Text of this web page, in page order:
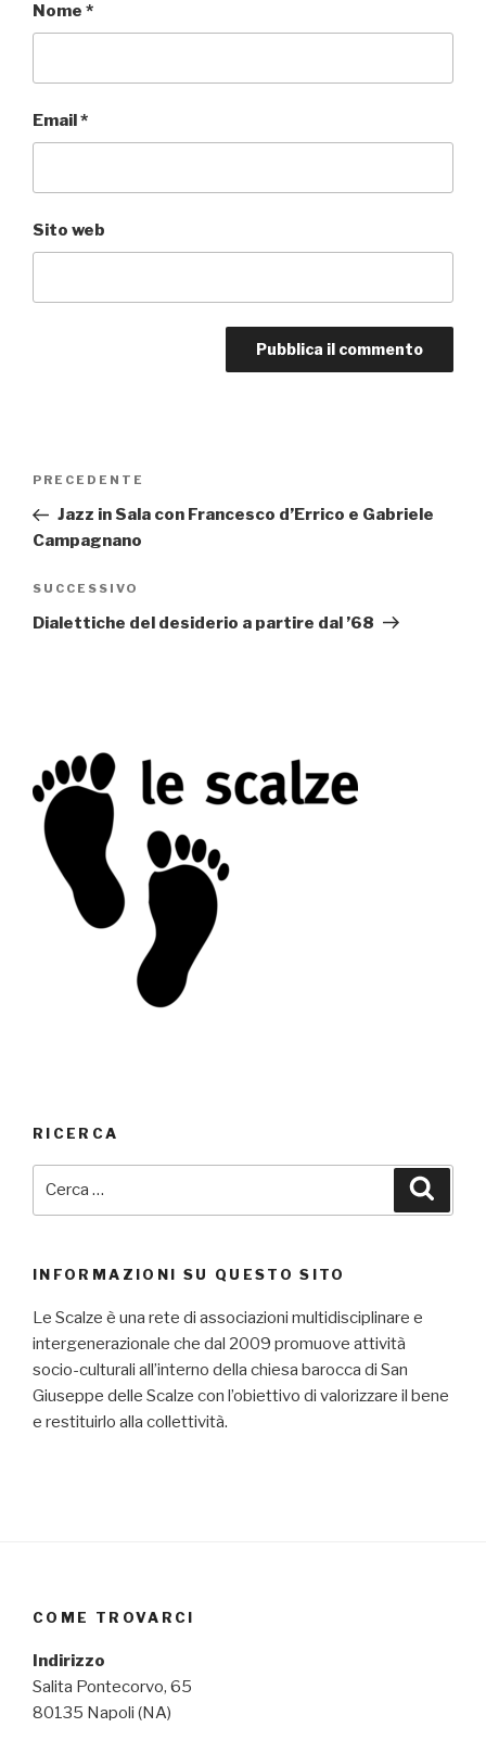
Nome *
Email*
Sito web
Navigazione
Articolo
precedente:
PRECEDENTE
Jazz in Sala con Francesco d’Errico e Gabriele
Campagnano
Articolo
successivo
SUCCESSIVO
Dialettiche del desiderio a partire dal ’68
RICERCA
INFORMAZIONI SU QUESTO SITO
Le Scalze è una rete di associazioni multidisciplinare e
intergenerazionale che dal 2009 promuove attività
socio-culturali all’interno della chiesa barocca di San
Giuseppe delle Scalze con l’obiettivo di valorizzare il bene
e restituirlo alla collettività.
COME TROVARCI
Indirizzo
Salita Pontecorvo, 65
80135 Napoli (NA)